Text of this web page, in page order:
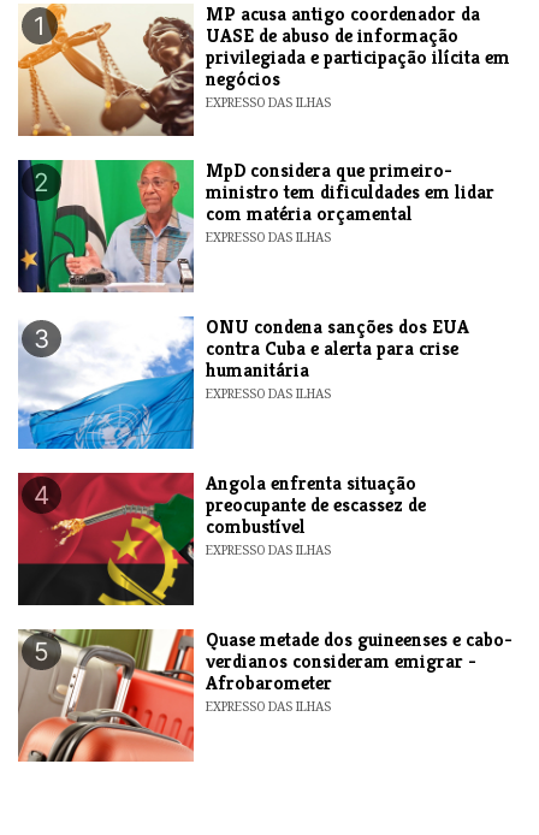
1
MP acusa antigo coordenador da
UASE de abuso de informação
privilegiada e participação ilícita em
negócios
EXPRESSO DAS ILHAS
2
MpD considera que primeiro-
ministro tem dificuldades em lidar
com matéria orçamental
EXPRESSO DAS ILHAS
3
ONU condena sanções dos EUA
contra Cuba e alerta para crise
humanitária
EXPRESSO DAS ILHAS
4
Angola enfrenta situação
preocupante de escassez de
combustível
EXPRESSO DAS ILHAS
5
Quase metade dos guineenses e cabo-
verdianos consideram emigrar -
Afrobarometer
EXPRESSO DAS ILHAS